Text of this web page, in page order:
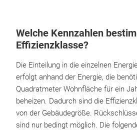
Welche Kennzahlen
Effizienzklasse?
Die Einteilung in die einzelnen
erfolgt anhand der Energie, die
Quadratmeter Wohnfläche für ein
beheizen. Dadurch sind die
von der Gebäudegröße.
sind nur bedingt möglich. Die